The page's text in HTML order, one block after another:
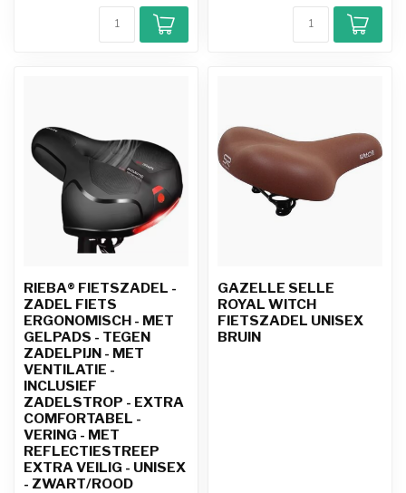
RIEBA® FIETSZADEL -
ZADEL FIETS
ERGONOMISCH - MET
GELPADS - TEGEN
ZADELPIJN - MET
VENTILATIE -
INCLUSIEF
ZADELSTROP - EXTRA
COMFORTABEL -
VERING - MET
REFLECTIESTREEP
EXTRA VEILIG - UNISEX
- ZWART/ROOD
GAZELLE SELLE
ROYAL WITCH
FIETSZADEL UNISEX
BRUIN